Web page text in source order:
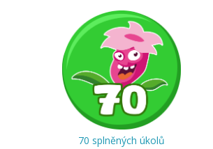
70 splněných úkolů